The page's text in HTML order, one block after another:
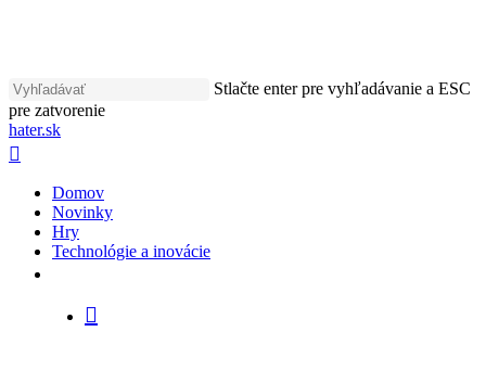
Stlačte enter pre vyhľadávanie a ESC
pre zatvorenie
Close
Search
hater.sk
Domov
Novinky
Hry
Technológie a inovácie